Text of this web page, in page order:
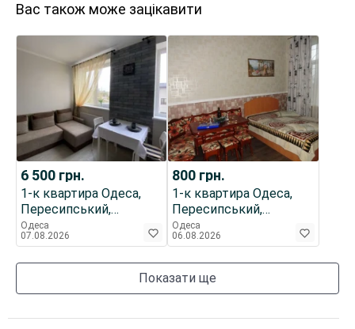
Вас також може зацікавити
6 500 грн.
1-к квартира Одеса,
Пересипський,
Штилевая 1
Одеса
07.08.2026
800 грн.
1-к квартира Одеса,
Пересипський,
Николаевская дорога,
Лузановка,Дом..
Одеса
06.08.2026
Показати ще